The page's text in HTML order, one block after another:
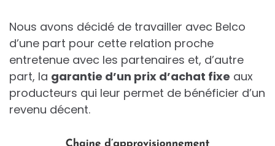
Nous avons décidé de travailler avec Belco
d’une part pour cette relation proche
entretenue avec les partenaires et, d’autre
part, la garantie d’un prix d’achat fixe aux
producteurs qui leur permet de bénéficier d’un
revenu décent.